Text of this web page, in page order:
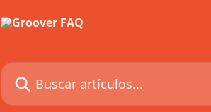
Buscar artículos...